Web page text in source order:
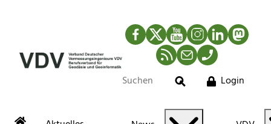
Facebook
TwitterYouTubeInstagram
LinkedIn
RSS-Newsfeed
MailTelefon
Suche
Login